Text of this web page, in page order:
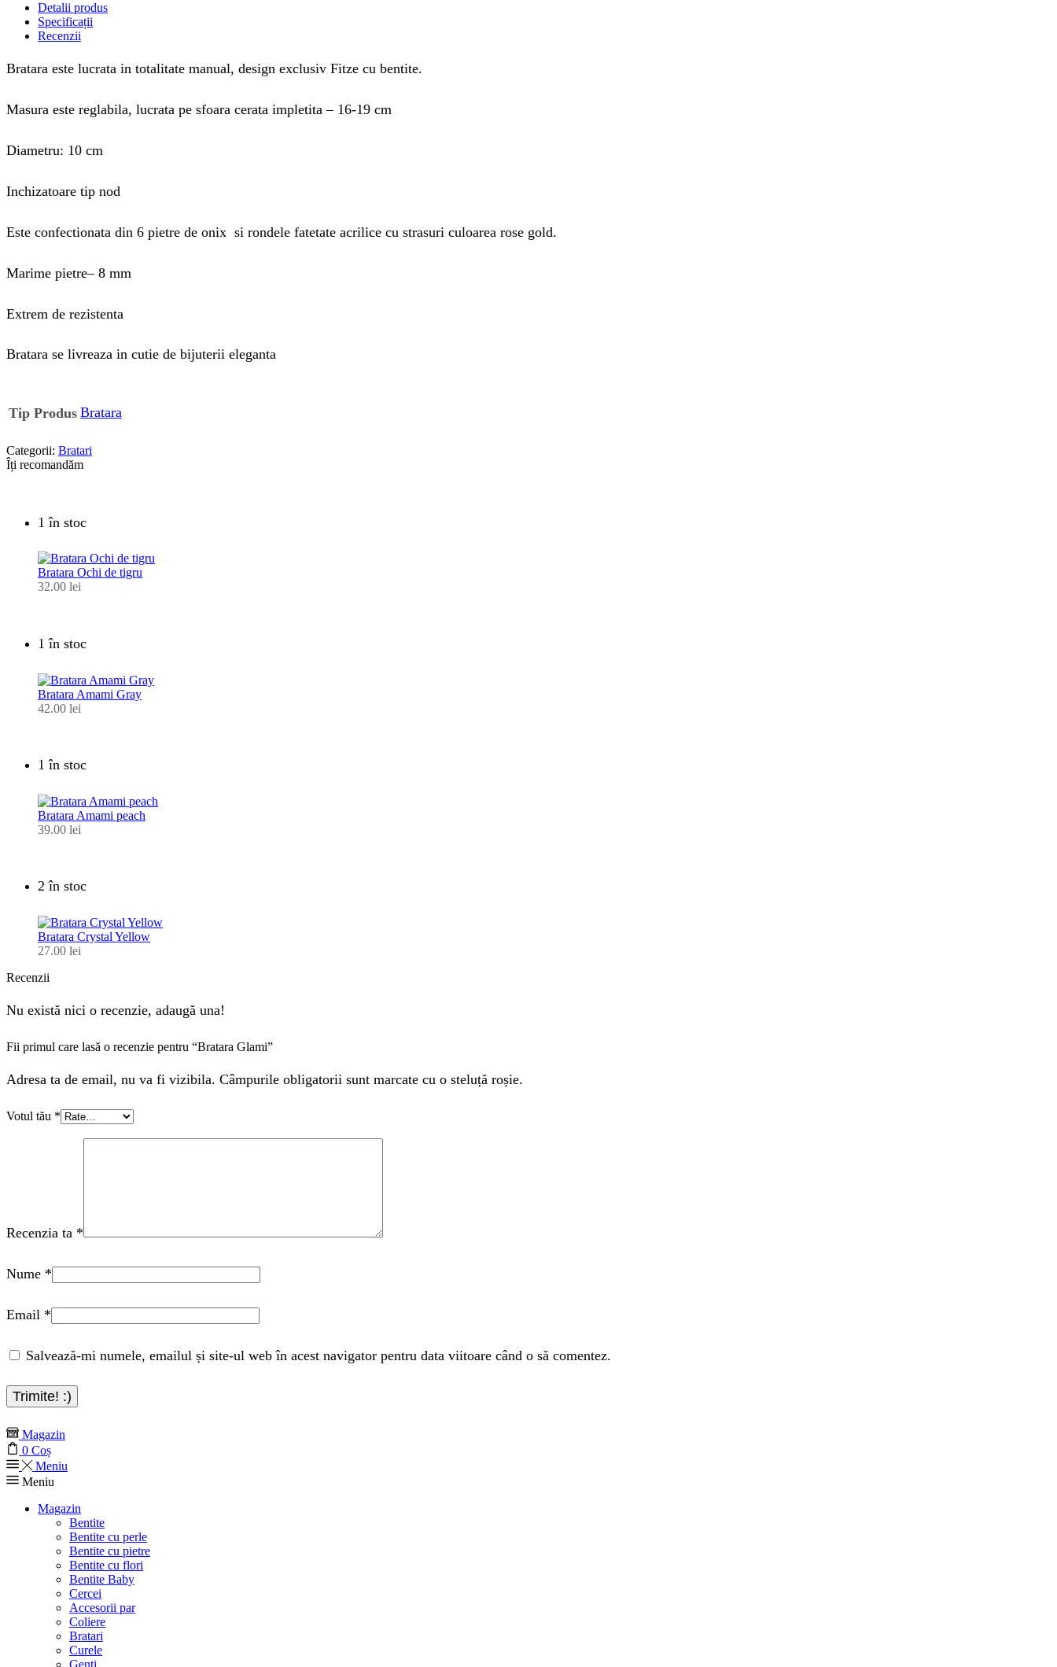
Detalii produs
Specificații
Recenzii
Bratara este lucrata in totalitate manual, design exclusiv Fitze cu bentite.
Masura este reglabila, lucrata pe sfoara cerata impletita – 16-19 cm
Diametru: 10 cm
Inchizatoare tip nod
Este confectionata din 6 pietre de onix si rondele fatetate acrilice cu strasuri culoarea rose gold.
Marime pietre– 8 mm
Extrem de rezistenta
Bratara se livreaza in cutie de bijuterii eleganta
Tip Produs Bratara
Categorii: Bratari
Îți recomandăm
1 în stoc
Bratara Ochi de tigru
32.00 lei
1 în stoc
Bratara Amami Gray
42.00 lei
1 în stoc
Bratara Amami peach
39.00 lei
2 în stoc
Bratara Crystal Yellow
27.00 lei
Recenzii
Nu există nici o recenzie, adaugă una!
Fii primul care lasă o recenzie pentru “Bratara Glami”
Adresa ta de email, nu va fi vizibila. Câmpurile obligatorii sunt marcate cu o steluță roșie.
Votul tău *
Recenzia ta *
Nume *
Email *
Salvează-mi numele, emailul și site-ul web în acest navigator pentru data viitoare când o să comentez.
Magazin
0 Coș
Meniu
Meniu
Magazin
Bentite
Bentite cu perle
Bentite cu pietre
Bentite cu flori
Bentite Baby
Cercei
Accesorii par
Coliere
Bratari
Curele
Genti